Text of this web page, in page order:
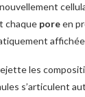
chaque poreen
les
s’articulent